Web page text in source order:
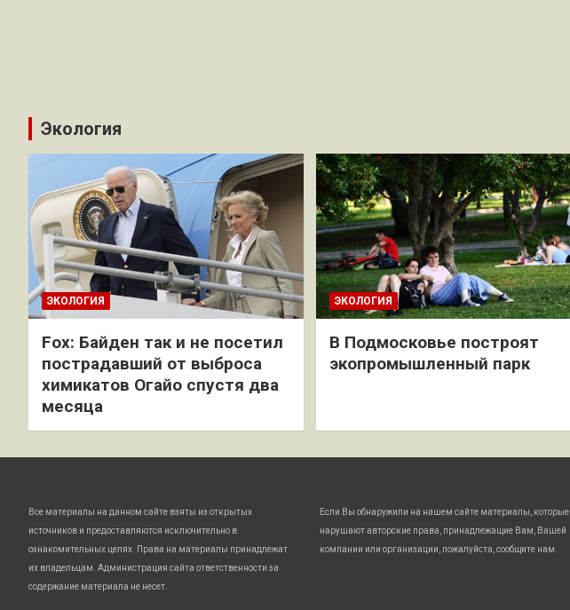
Экология
ЭКОЛОГИЯ
Fox: Байден так и не посетил
пострадавший от выброса
химикатов Огайо спустя два
месяца
ЭКОЛОГИЯ
В Подмосковье построят
экопромышленный парк
Все материалы на данном сайте взяты из открытых
источников и предоставляются исключительно в
ознакомительных целях. Права на материалы принадлежат
их владельцам. Администрация сайта ответственности за
содержание материала не несет.
Если Вы обнаружили на нашем сайте материалы, которые
нарушают авторские права, принадлежащие Вам, Вашей
компании или организации, пожалуйста, сообщите нам.